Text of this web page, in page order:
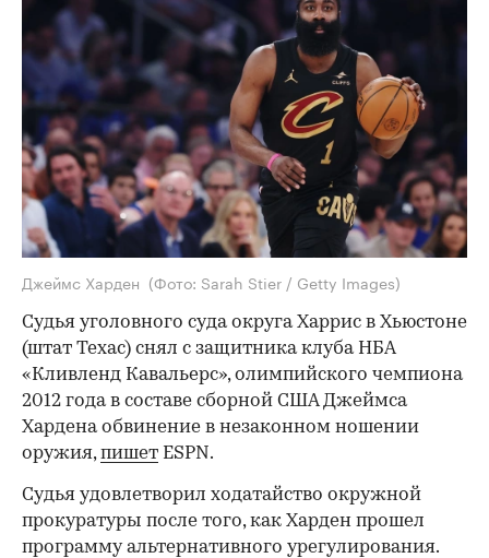
Джеймс Харден (Фото: Sarah Stier / Getty Images)
Судья уголовного суда округа Харрис в Хьюстоне
(штат Техас) снял с защитника клуба НБА
«Кливленд Кавальерс», олимпийского чемпиона
2012 года в составе сборной США Джеймса
Хардена обвинение в незаконном ношении
оружия,пишет ESPN.
Судья удовлетворил ходатайство окружной
прокуратуры после того, как Харден прошел
программу альтернативного урегулирования.